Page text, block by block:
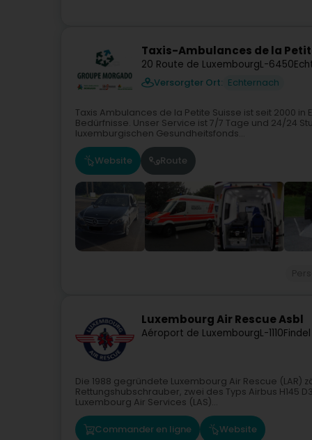
Taxis-Ambulances de la
20 Route de LuxembourgL-6450
Versorgter Ort: Echternach
Taxis Ambulances de la Petite Suisse ist seit 2000
Bedürfnisse. Unser Service ist 7/7 Tage und 24/24
luxemburgischen Gesundheitsfonds...
Website Route
Luxembourg Air Rescue Asbl
Aéroport de LuxembourgL-1110
Die 1988 gegründete Luxembourg Air Rescue (LAR)
Rettungshubschrauber, zwei des Typs Airbus H145
Luxembourg Air Services (LAS)...
Commander en ligne Website